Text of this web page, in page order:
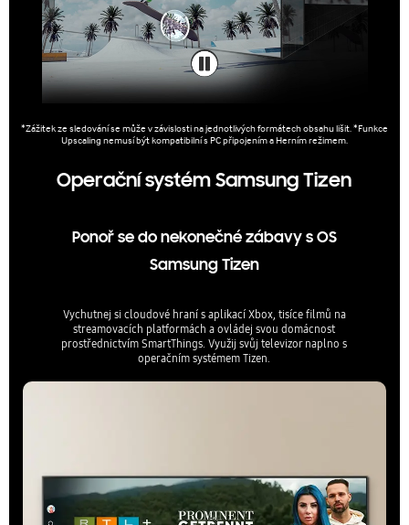
*Zážitek ze sledování se může v závislosti na jednotlivých formátech obsahu lišit. *Funkce
Upscaling nemusí být kompatibilní s PC připojením a Herním režimem.
Operační systém Samsung Tizen
Ponoř se do nekonečné zábavy s OS
Samsung Tizen
Vychutnej si cloudové hraní s aplikací Xbox, tisíce filmů na
streamovacích platformách a ovládej svou domácnost
prostřednictvím SmartThings. Využij svůj televizor naplno s
operačním systémem Tizen.